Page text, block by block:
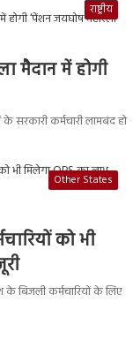
राष्ट्रीय
मैदान में होगी
सरकारी कर्मचारी लामबंद हो
Other States
को भी
बिजली कर्मचारियों के लिए